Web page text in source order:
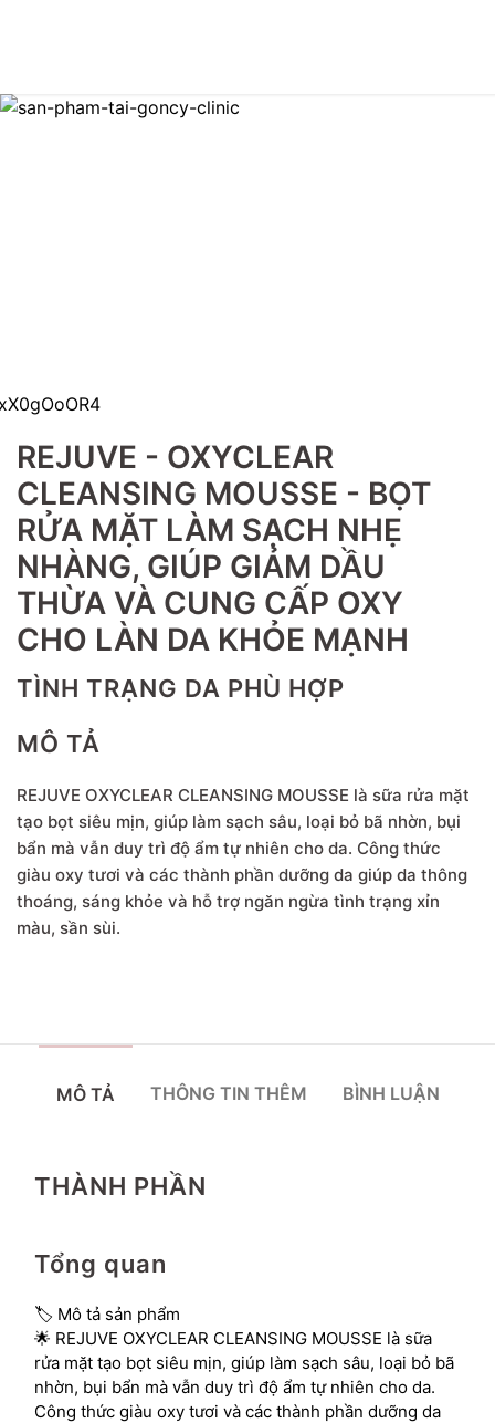
REJUVE - OXYCLEAR
CLEANSING MOUSSE - BỌT
RỬA MẶT LÀM SẠCH NHẸ
NHÀNG, GIÚP GIẢM DẦU
THỪA VÀ CUNG CẤP OXY
CHO LÀN DA KHỎE MẠNH
TÌNH TRẠNG DA PHÙ HỢP
MÔ TẢ
REJUVE OXYCLEAR CLEANSING MOUSSE là sữa rửa mặt
tạo bọt siêu mịn, giúp làm sạch sâu, loại bỏ bã nhờn, bụi
bẩn mà vẫn duy trì độ ẩm tự nhiên cho da. Công thức
giàu oxy tươi và các thành phần dưỡng da giúp da thông
thoáng, sáng khỏe và hỗ trợ ngăn ngừa tình trạng xỉn
màu, sần sùi.
MÔ TẢ THÔNG TIN THÊM BÌNH LUẬN
THÀNH PHẦN
Tổng quan
🏷 Mô tả sản phẩm
🌟 REJUVE OXYCLEAR CLEANSING MOUSSE là sữa
rửa mặt tạo bọt siêu mịn, giúp làm sạch sâu, loại bỏ bã
nhờn, bụi bẩn mà vẫn duy trì độ ẩm tự nhiên cho da.
Công thức giàu oxy tươi và các thành phần dưỡng da